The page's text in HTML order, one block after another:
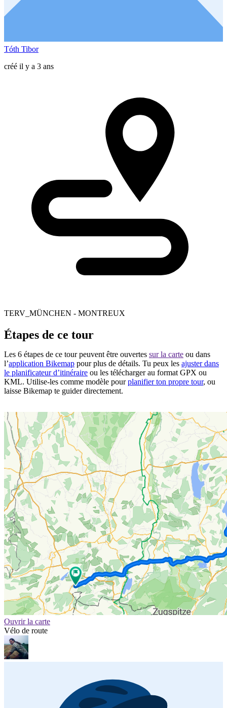
Tóth Tibor
créé il y a 3 ans
TERV_MÜNCHEN - MONTREUX
Étapes de ce tour
Les 6 étapes de ce tour peuvent être ouvertes sur la carte ou dans
l’application Bikemap pour plus de détails. Tu peux les ajuster dans
le planificateur d’itinéraire ou les télécharger au format GPX ou
KML. Utilise-les comme modèle pourplanifier ton propre tour, ou
laisse Bikemap te guider directement.
Ouvrir la carte
Vélo de route